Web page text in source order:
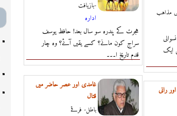
بازيافت-
ادارہ
ہجرت کے پندرہ سو سال بعد! حافظ یوسف
سراج کون مانے؟ کسے یقیں آئے؟ وہ چار
قدم تاریخِ ا۔۔۔
مذاہب
ایک
غامدى اور عصر حاضر ميں
قتال
باطل- فرقے
رانی